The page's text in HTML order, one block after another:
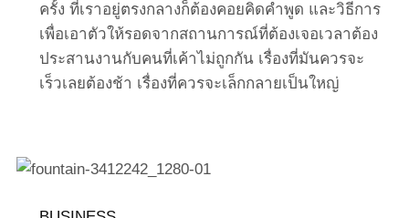
ครั้ง ที่เราอยู่ตรงกลางก็ต้องคอยคิดคำพูด และวิธีการ
เพื่อเอาตัวให้รอดจากสถานการณ์ที่ต้องเจอเวลาต้อง
ประสานงานกับคนที่เค้าไม่ถูกกัน เรื่องที่มันควรจะ
เร็วเลยต้องช้า เรื่องที่ควรจะเล็กกลายเป็นใหญ่